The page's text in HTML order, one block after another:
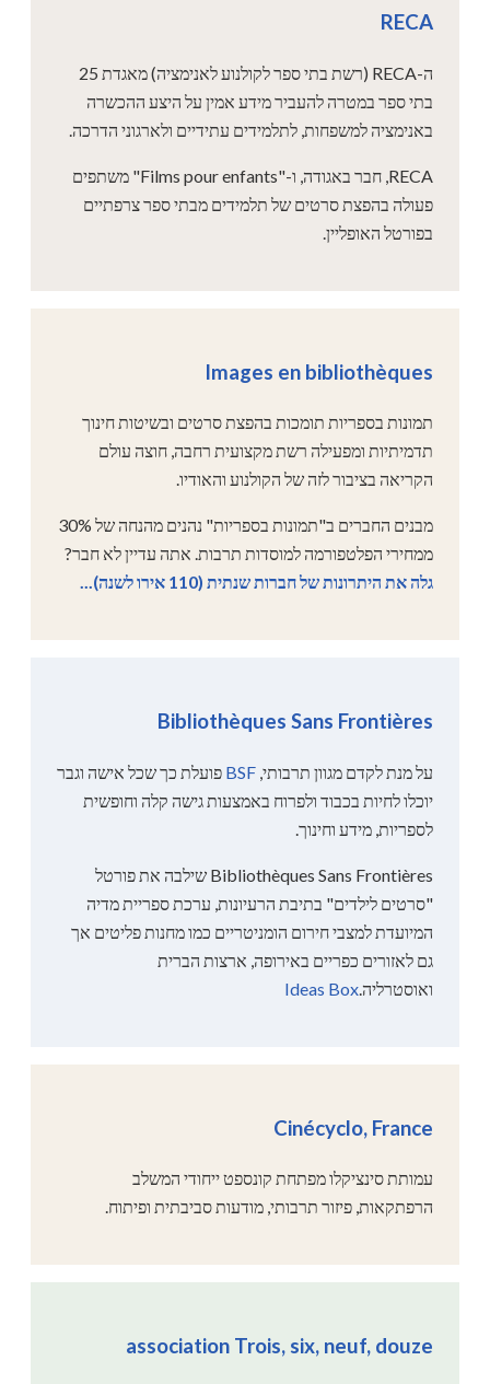
RECA
ה-RECA (רשת בתי ספר לקולנוע לאנימציה) מאגדת 25
בתי ספר במטרה להעביר מידע אמין על היצע ההכשרה
באנימציה למשפחות, לתלמידים עתידיים ולארגוני הדרכה.
RECA, חבר באגודה, ו-"Films pour enfants" משתפים
פעולה בהפצת סרטים של תלמידים מבתי ספר צרפתיים
בפורטל האופליין.
Images en bibliothèques
תמונות בספריות תומכות בהפצת סרטים ובשיטות חינוך
תדמיתיות ומפעילה רשת מקצועית רחבה, חוצה עולם
הקריאה בציבור לזה של הקולנוע והאודיו.
מבנים החברים ב"תמונות בספריות" נהנים מהנחה של 30%
ממחירי הפלטפורמה למוסדות תרבות. אתה עדיין לא חבר?
גלה את היתרונות של חברות שנתית (110 אירו לשנה)...
Bibliothèques Sans Frontières
על מנת לקדם מגוון תרבותי, BSF פועלת כך שכל אישה וגבר
יוכלו לחיות בכבוד ולפרוח באמצעות גישה קלה וחופשית
לספריות, מידע וחינוך.
Bibliothèques Sans Frontières שילבה את פורטל
"סרטים לילדים" בתיבת הרעיונות, ערכת ספריית מדיה
המיועדת למצבי חירום הומניטריים כמו מחנות פליטים אך
גם לאזורים כפריים באירופה, ארצות הברית
ואוסטרליה.Ideas Box
Cinécyclo, France
עמותת סינציקלו מפתחת קונספט ייחודי המשלב
הרפתקאות, פיזור תרבותי, מודעות סביבתית ופיתוח.
association Trois, six, neuf, douze